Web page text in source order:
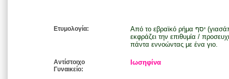
Ετυμολογία:
Από το εβραϊκό ρήμα יסף (γιασάπ) που σημαίνει προσθέτω ή αυξάνω και
εκφράζει την επιθυμία /
πάντα εννοώντας με ένα γιο.
Αντίστοιχο
Γυναικείο:
Ιωσηφίνα